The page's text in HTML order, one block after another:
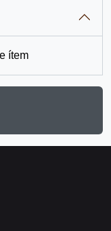
ítem